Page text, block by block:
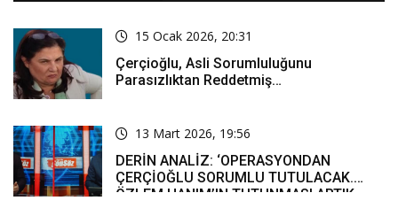
15 Ocak 2026, 20:31
Çerçioğlu, Asli Sorumluluğunu
Parasızlıktan Reddetmiş…
13 Mart 2026, 19:56
DERİN ANALİZ: ‘OPERASYONDAN
ÇERÇİOĞLU SORUMLU TUTULACAK.
ÖZLEM HANIM’IN TUTUNMASI ARTIK